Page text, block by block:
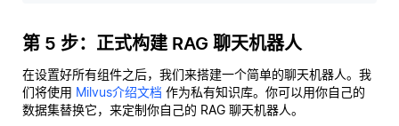
第 5 步：正式构建 RAG 聊天机器人
在设置好所有组件之后，我们来搭建一个简单的聊天机器人。我
们将使用 Milvus介绍文档 作为私有知识库。你可以用你自己的
数据集替换它，来定制你自己的 RAG 聊天机器人。